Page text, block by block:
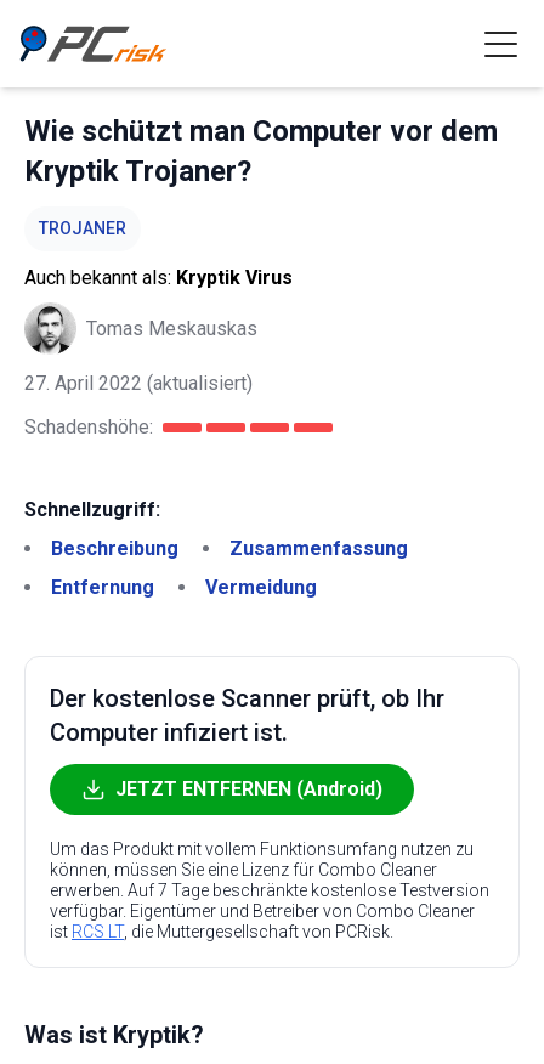
Wie schützt man Computer vor dem
Kryptik Trojaner?
TROJANER
Auch bekannt als: Kryptik Virus
Tomas Meskauskas
27. April 2022 (aktualisiert)
Schadenshöhe:
Schnellzugriff:
Beschreibung
Zusammenfassung
Entfernung
Vermeidung
Der kostenlose Scanner prüft, ob Ihr
Computer infiziert ist.
JETZT ENTFERNEN (Android)
Um das Produkt mit vollem Funktionsumfang nutzen zu
können, müssen Sie eine Lizenz für Combo Cleaner
erwerben. Auf 7 Tage beschränkte kostenlose Testversion
verfügbar. Eigentümer und Betreiber von Combo Cleaner
ist RCS LT, die Muttergesellschaft von PCRisk.
Was ist Kryptik?